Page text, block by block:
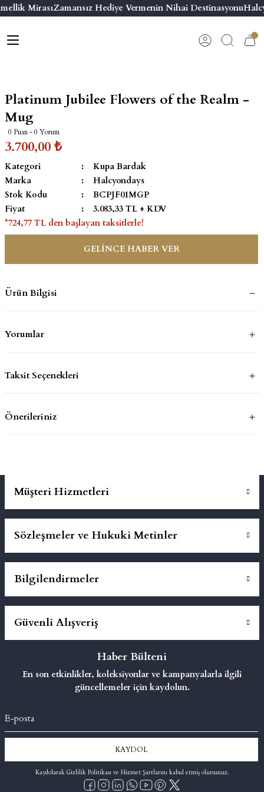
MirasıZamansız Hediye Vermenin Nihai Destinasyonu
Geri Dön
Geri Dön
Mum
Geri Dön
Yivli Kabaşon Bilezik
Geri Dön
Seriler
Elephant
Platinum Jubilee Flowers of the Realm -
Mug
0 Puan - 0 Yorum
3.700,00 ₺
Kategori
Kupa Bardak
Marka
Halcyondays
Stok Kodu
BCPJF01MGP
Fiyat
3.083,33 TL + KDV
*724,77 TL den başlayan taksitlerle!
GELİNCE HABER VER
Ürün Bilgisi
Yorumlar
Taksit Seçenekleri
Önerileriniz
Müşteri Hizmetleri
Sözleşmeler ve Hukuki Metinler
Bilgilendirmeler
Güvenli Alışveriş
Haber Bülteni
En son etkinlikler, koleksiyonlar ve kampanyalarla ilgili
güncellemeler için kaydolun.
KAYDOL
Kaydolarak Gizlilik Politikası ve Hizmet Şartlarını kabul etmiş olursunuz.